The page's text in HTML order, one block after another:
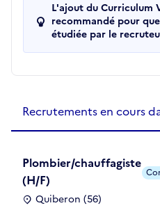
L'ajout du Curriculum
recommandé pour
étudiée par le
Recrutements en cours
Plombier/chauffagiste
(H/F)
Quiberon (56)